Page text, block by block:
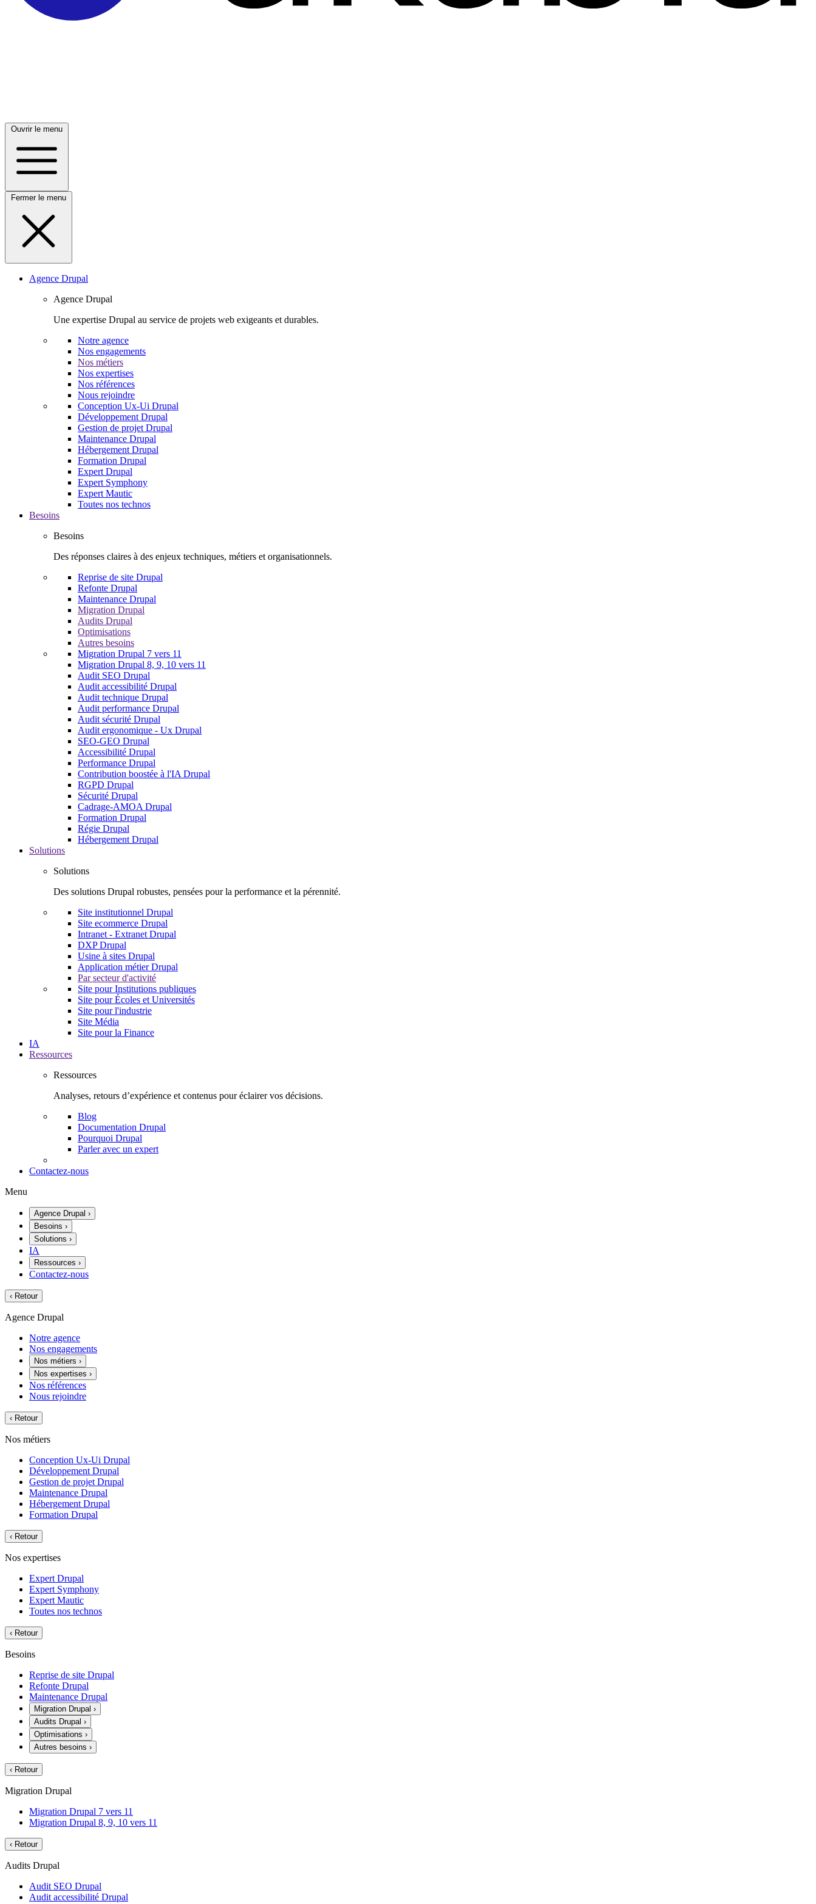
Ouvrir le menu
Fermer le menu
Agence Drupal
Agence Drupal
Une expertise Drupal au service de projets web exigeants et durables.
Notre agence
Nos engagements
Nos métiers
Nos expertises
Nos références
Nous rejoindre
Conception Ux-Ui Drupal
Développement Drupal
Gestion de projet Drupal
Maintenance Drupal
Hébergement Drupal
Formation Drupal
Expert Drupal
Expert Symphony
Expert Mautic
Toutes nos technos
Besoins
Besoins
Des réponses claires à des enjeux techniques, métiers et organisationnels.
Reprise de site Drupal
Refonte Drupal
Maintenance Drupal
Migration Drupal
Audits Drupal
Optimisations
Autres besoins
Migration Drupal 7 vers 11
Migration Drupal 8, 9, 10 vers 11
Audit SEO Drupal
Audit accessibilité Drupal
Audit technique Drupal
Audit performance Drupal
Audit sécurité Drupal
Audit ergonomique - Ux Drupal
SEO-GEO Drupal
Accessibilité Drupal
Performance Drupal
Contribution boostée à l'IA Drupal
RGPD Drupal
Sécurité Drupal
Cadrage-AMOA Drupal
Formation Drupal
Régie Drupal
Hébergement Drupal
Solutions
Solutions
Des solutions Drupal robustes, pensées pour la performance et la pérennité.
Site institutionnel Drupal
Site ecommerce Drupal
Intranet - Extranet Drupal
DXP Drupal
Usine à sites Drupal
Application métier Drupal
Par secteur d'activité
Site pour Institutions publiques
Site pour Écoles et Universités
Site pour l'industrie
Site Média
Site pour la Finance
IA
Ressources
Ressources
Analyses, retours d’expérience et contenus pour éclairer vos décisions.
Blog
Documentation Drupal
Pourquoi Drupal
Parler avec un expert
Contactez-nous
Menu
Agence Drupal ›
Besoins ›
Solutions ›
IA
Ressources ›
Contactez-nous
‹ Retour
Agence Drupal
Notre agence
Nos engagements
Nos métiers ›
Nos expertises ›
Nos références
Nous rejoindre
‹ Retour
Nos métiers
Conception Ux-Ui Drupal
Développement Drupal
Gestion de projet Drupal
Maintenance Drupal
Hébergement Drupal
Formation Drupal
‹ Retour
Nos expertises
Expert Drupal
Expert Symphony
Expert Mautic
Toutes nos technos
‹ Retour
Besoins
Reprise de site Drupal
Refonte Drupal
Maintenance Drupal
Migration Drupal ›
Audits Drupal ›
Optimisations ›
Autres besoins ›
‹ Retour
Migration Drupal
Migration Drupal 7 vers 11
Migration Drupal 8, 9, 10 vers 11
‹ Retour
Audits Drupal
Audit SEO Drupal
Audit accessibilité Drupal